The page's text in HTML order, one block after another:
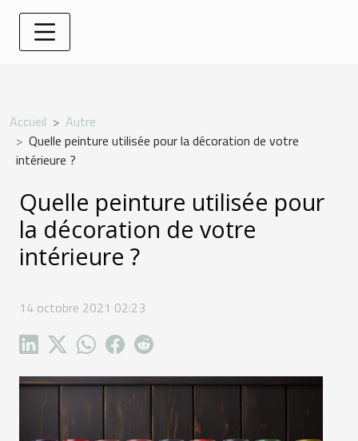
Accueil
Autre
Quelle peinture utilisée pour la décoration de votre
intérieure ?
Quelle peinture utilisée pour
la décoration de votre
intérieure ?
14 octobre 2021 02:23